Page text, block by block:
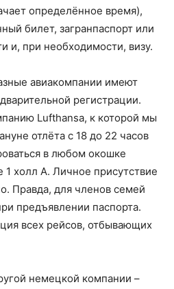
определённое время),
билет, загранпаспорт или
и, при необходимости, визу.
авиакомпании имеют
регистрации.
Lufthansa, к которой мы
отлёта с 18 до 22 часов
в любом окошке
холл А. Личное присутствие
Правда, для членов семей
предъявлении паспорта.
всех рейсов, отбывающих
немецкой компании –